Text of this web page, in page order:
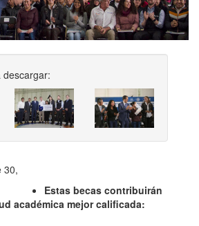
descargar:
Next
30,
Estas becas contribuirán
académica mejor calificada: